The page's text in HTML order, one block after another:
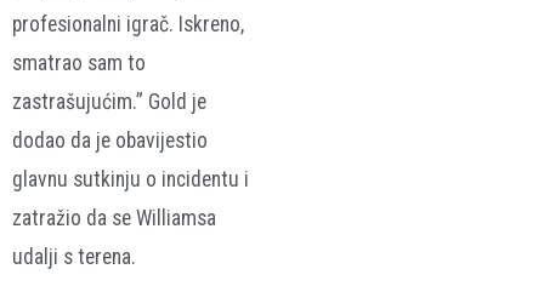
profesionalni igrač. Iskreno,
smatrao sam to
zastrašujućim.” Gold je
dodao da je obavijestio
glavnu sutkinju o incidentu i
zatražio da se Williamsa
udalji s terena.